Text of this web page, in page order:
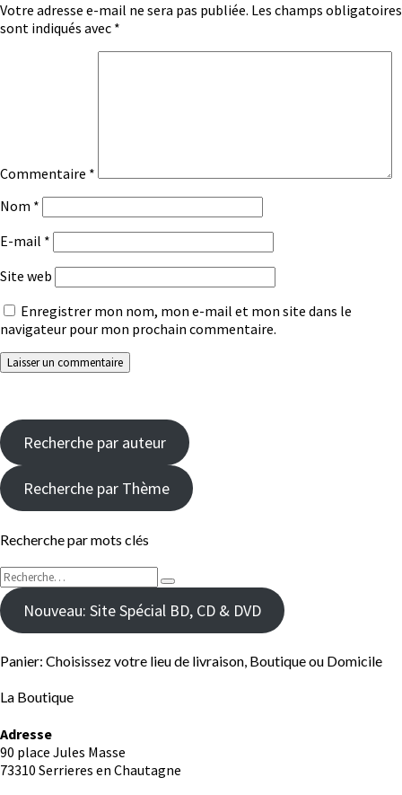
Votre adresse e-mail ne sera pas publiée. Les champs obligatoires
sont indiqués avec *
Commentaire *
Nom *
E-mail *
Site web
Enregistrer mon nom, mon e-mail et mon site dans le
navigateur pour mon prochain commentaire.
Recherche par auteur
Recherche par Thème
Recherche par mots clés
Rechercher :
Recherche
Nouveau: Site Spécial BD, CD & DVD
Panier: Choisissez votre lieu de livraison, Boutique ou Domicile
La Boutique
Adresse
90 place Jules Masse
73310 Serrieres en Chautagne